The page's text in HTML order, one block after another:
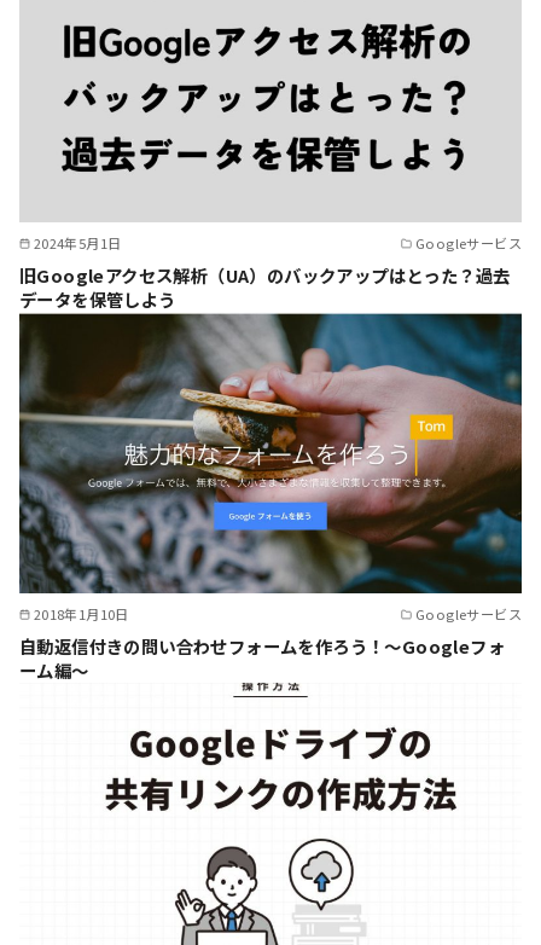
2024年5月1日 Googleサービス
旧Googleアクセス解析（UA）のバックアップはとった？過去
データを保管しよう
2018年1月10日 Googleサービス
自動返信付きの問い合わせフォームを作ろう！～Googleフォ
ーム編～